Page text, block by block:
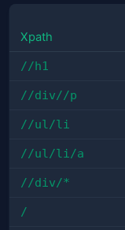
Xpath
//h1
//div//p
//ul/li
//ul/li/a
//div/*
/